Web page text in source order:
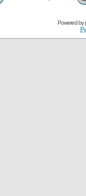
Powered by